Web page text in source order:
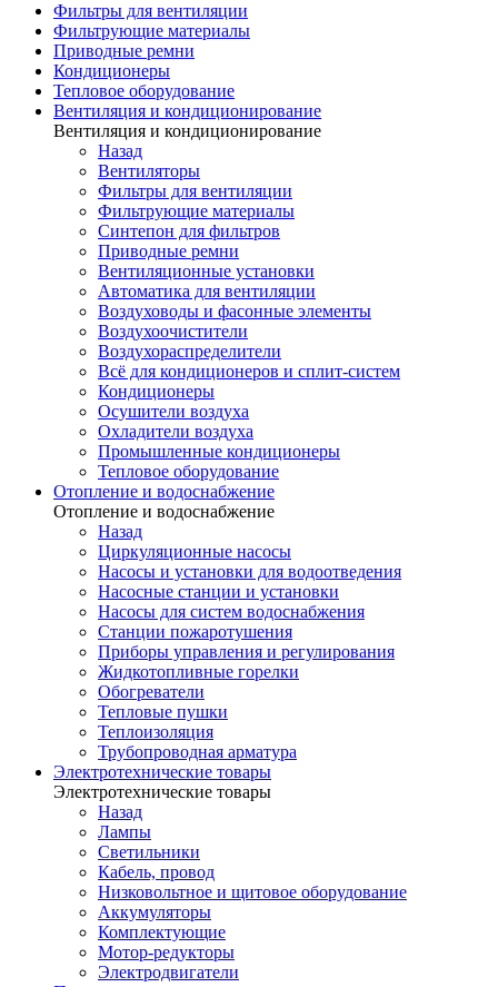
Фильтры для вентиляции
Фильтрующие материалы
Приводные ремни
Кондиционеры
Тепловое оборудование
Вентиляция и кондиционирование
Вентиляция и кондиционирование
Назад
Вентиляторы
Фильтры для вентиляции
Фильтрующие материалы
Синтепон для фильтров
Приводные ремни
Вентиляционные установки
Автоматика для вентиляции
Воздуховоды и фасонные элементы
Воздухоочистители
Воздухораспределители
Всё для кондиционеров и сплит-систем
Кондиционеры
Осушители воздуха
Охладители воздуха
Промышленные кондиционеры
Тепловое оборудование
Отопление и водоснабжение
Отопление и водоснабжение
Назад
Циркуляционные насосы
Насосы и установки для водоотведения
Насосные станции и установки
Насосы для систем водоснабжения
Станции пожаротушения
Приборы управления и регулирования
Жидкотопливные горелки
Обогреватели
Тепловые пушки
Теплоизоляция
Трубопроводная арматура
Электротехнические товары
Электротехнические товары
Назад
Лампы
Светильники
Кабель, провод
Низковольтное и щитовое оборудование
Аккумуляторы
Комплектующие
Мотор-редукторы
Электродвигатели